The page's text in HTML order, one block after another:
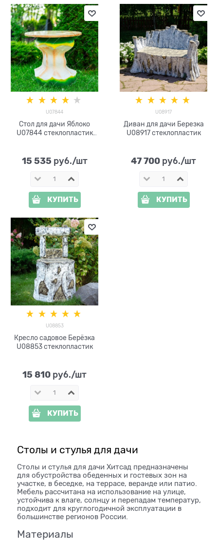
U07844
Стол для дачи Яблоко
U07844 стеклопластик
15 535 руб./шт
КУПИТЬ
U08917
Диван для дачи Березка
U08917 стеклопластик
47 700 руб./шт
КУПИТЬ
U08853
Кресло садовое Берёзка
U08853 стеклопластик
15 810 руб./шт
КУПИТЬ
Столы и стулья для дачи
Столы и стулья для дачи Хитсад предназначены
для обустройства обеденных и гостевых зон на
участке, в беседке, на террасе, веранде или патио.
Мебель рассчитана на использование на улице,
устойчива к влаге, солнцу и перепадам температур,
подходит для круглогодичной эксплуатации в
большинстве регионов России.
Материалы